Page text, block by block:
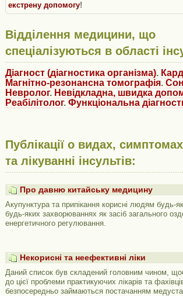
екстрену допомогу!
Відділення медицини, що
спеціалізуються в області
Діагност (діагностика організма).
Магнітно-резонансна томографія.
Невролог. Невідкладна, швидка
Реабілітолог. Функціональна
Публікації о видах,
та лікуванні інсультів:
Про давню китайську медицину
Акупунктура та припікання корисні людям будь-
будь-яких захворюваннях як засіб загального
енергетичного регулювання.
Некорисні та неефективні ліки
Даний список був складений головним чином,
до цієї проблеми практикуючих лікарів та
безпосередньо займаються постачанням